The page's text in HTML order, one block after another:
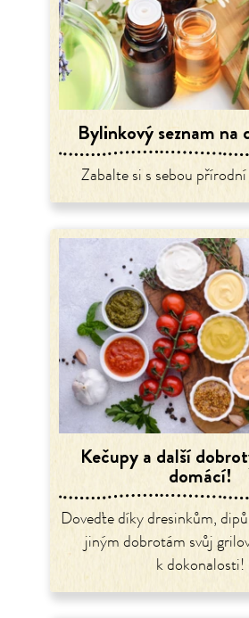
Bylinkový seznam na
Zabalte si s sebou
Kečupy a další
domácí!
Doveďte díky dresinkům,
jiným dobrotám svůj
k dokonalosti!